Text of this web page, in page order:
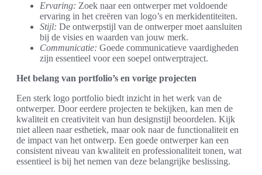
Ervaring: Zoek naar een ontwerper met voldoende
ervaring in het creëren van logo’s en merkidentiteiten.
Stijl: De ontwerpstijl van de ontwerper moet aansluiten
bij de visies en waarden van jouw merk.
Communicatie: Goede communicatieve vaardigheden
zijn essentieel voor een soepel ontwerptraject.
Het belang van portfolio’s en vorige projecten
Een sterk logo portfolio biedt inzicht in het werk van de
ontwerper. Door eerdere projecten te bekijken, kan men de
kwaliteit en creativiteit van hun designstijl beoordelen. Kijk
niet alleen naar esthetiek, maar ook naar de functionaliteit en
de impact van het ontwerp. Een goede ontwerper kan een
consistent niveau van kwaliteit en professionaliteit tonen, wat
essentieel is bij het nemen van deze belangrijke beslissing.